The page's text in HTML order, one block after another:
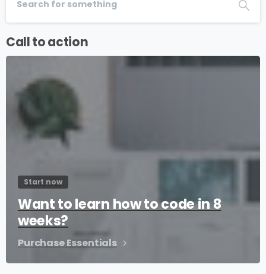
Call to action
Start now
Want to learn how to code in 8
weeks?
Purchase Essentials